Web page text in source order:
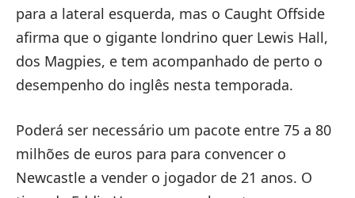
para a lateral esquerda, mas o Caught Offside
afirma que o gigante londrino quer Lewis Hall,
dos Magpies, e tem acompanhado de perto o
desempenho do inglês nesta temporada.
Poderá ser necessário um pacote entre 75 a 80
milhões de euros para para convencer o
Newcastle a vender o jogador de 21 anos. O